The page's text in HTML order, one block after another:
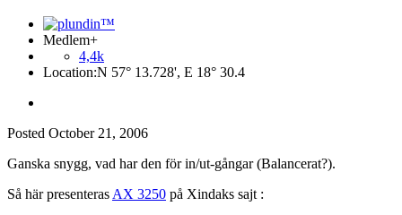
Medlem+
4,4k
Location:N 57° 13.728', E 18° 30.4
Posted October 21, 2006
Ganska snygg, vad har den för in/ut-gångar (Balancerat?).
Så här presenteras AX 3250 på Xindaks sajt :